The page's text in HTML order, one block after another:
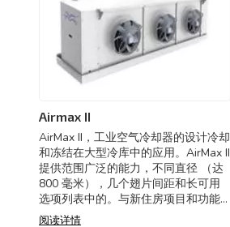
Airmax II
AirMax II，工业空气冷却器的设计冷却
和冻结在大型冷库中的应用。AirMax II
提供范围广泛的能力，不同直径 （达
800 毫米），几个翅片间距和长可用
选项列表中的。与新住房项目和功能
改进的线圈，工业 Airmax II 系列使客
阅读详情